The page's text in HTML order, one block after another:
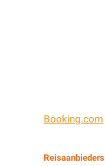
Booking.com
Reisaanbieders